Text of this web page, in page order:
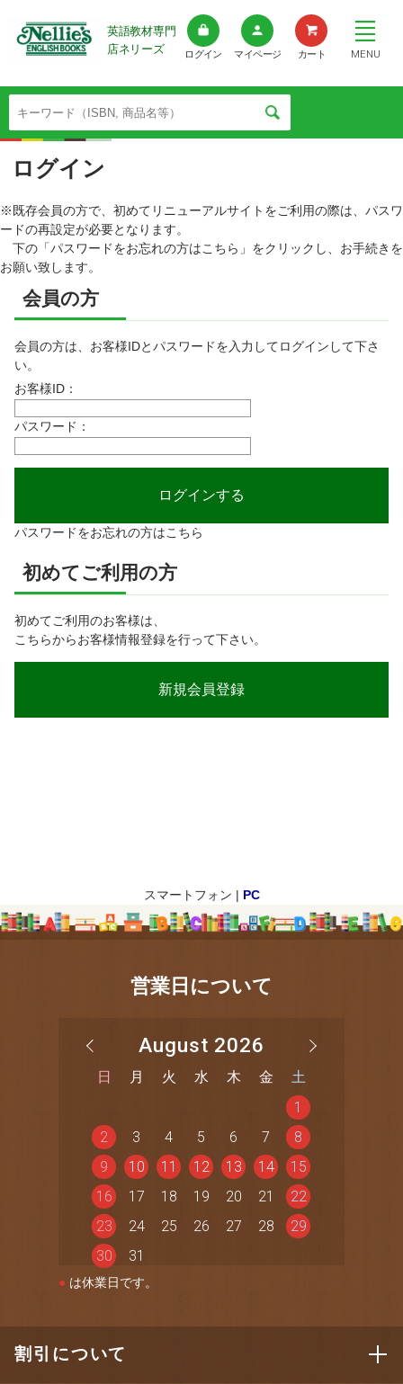
英語教材専門
店ネリーズ
ログイン マイページ カート MENU
ログイン
※既存会員の方で、初めてリニューアルサイトをご利用の際は、パスワ
ードの再設定が必要となります。
下の「パスワードをお忘れの方はこちら」をクリックし、お手続きを
お願い致します。
会員の方
会員の方は、お客様IDとパスワードを入力してログインして下さ
い。
お客様ID：
パスワード：
パスワードをお忘れの方はこちら
初めてご利用の方
初めてご利用のお客様は、
こちらからお客様情報登録を行って下さい。
スマートフォン | PC
営業日について
August 2026
日 月 火 水 木 金
土
1
2
3 4 5 6 7
8
9
10 11 12 13 14
15
16
17 18 19 20 21
22
23
24 25 26 27 28
29
30
31
● は休業日です。
割引について